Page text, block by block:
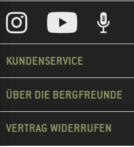
KUNDENSERVICE
ÜBER DIE BERGFREUNDE
VERTRAG WIDERRUFEN